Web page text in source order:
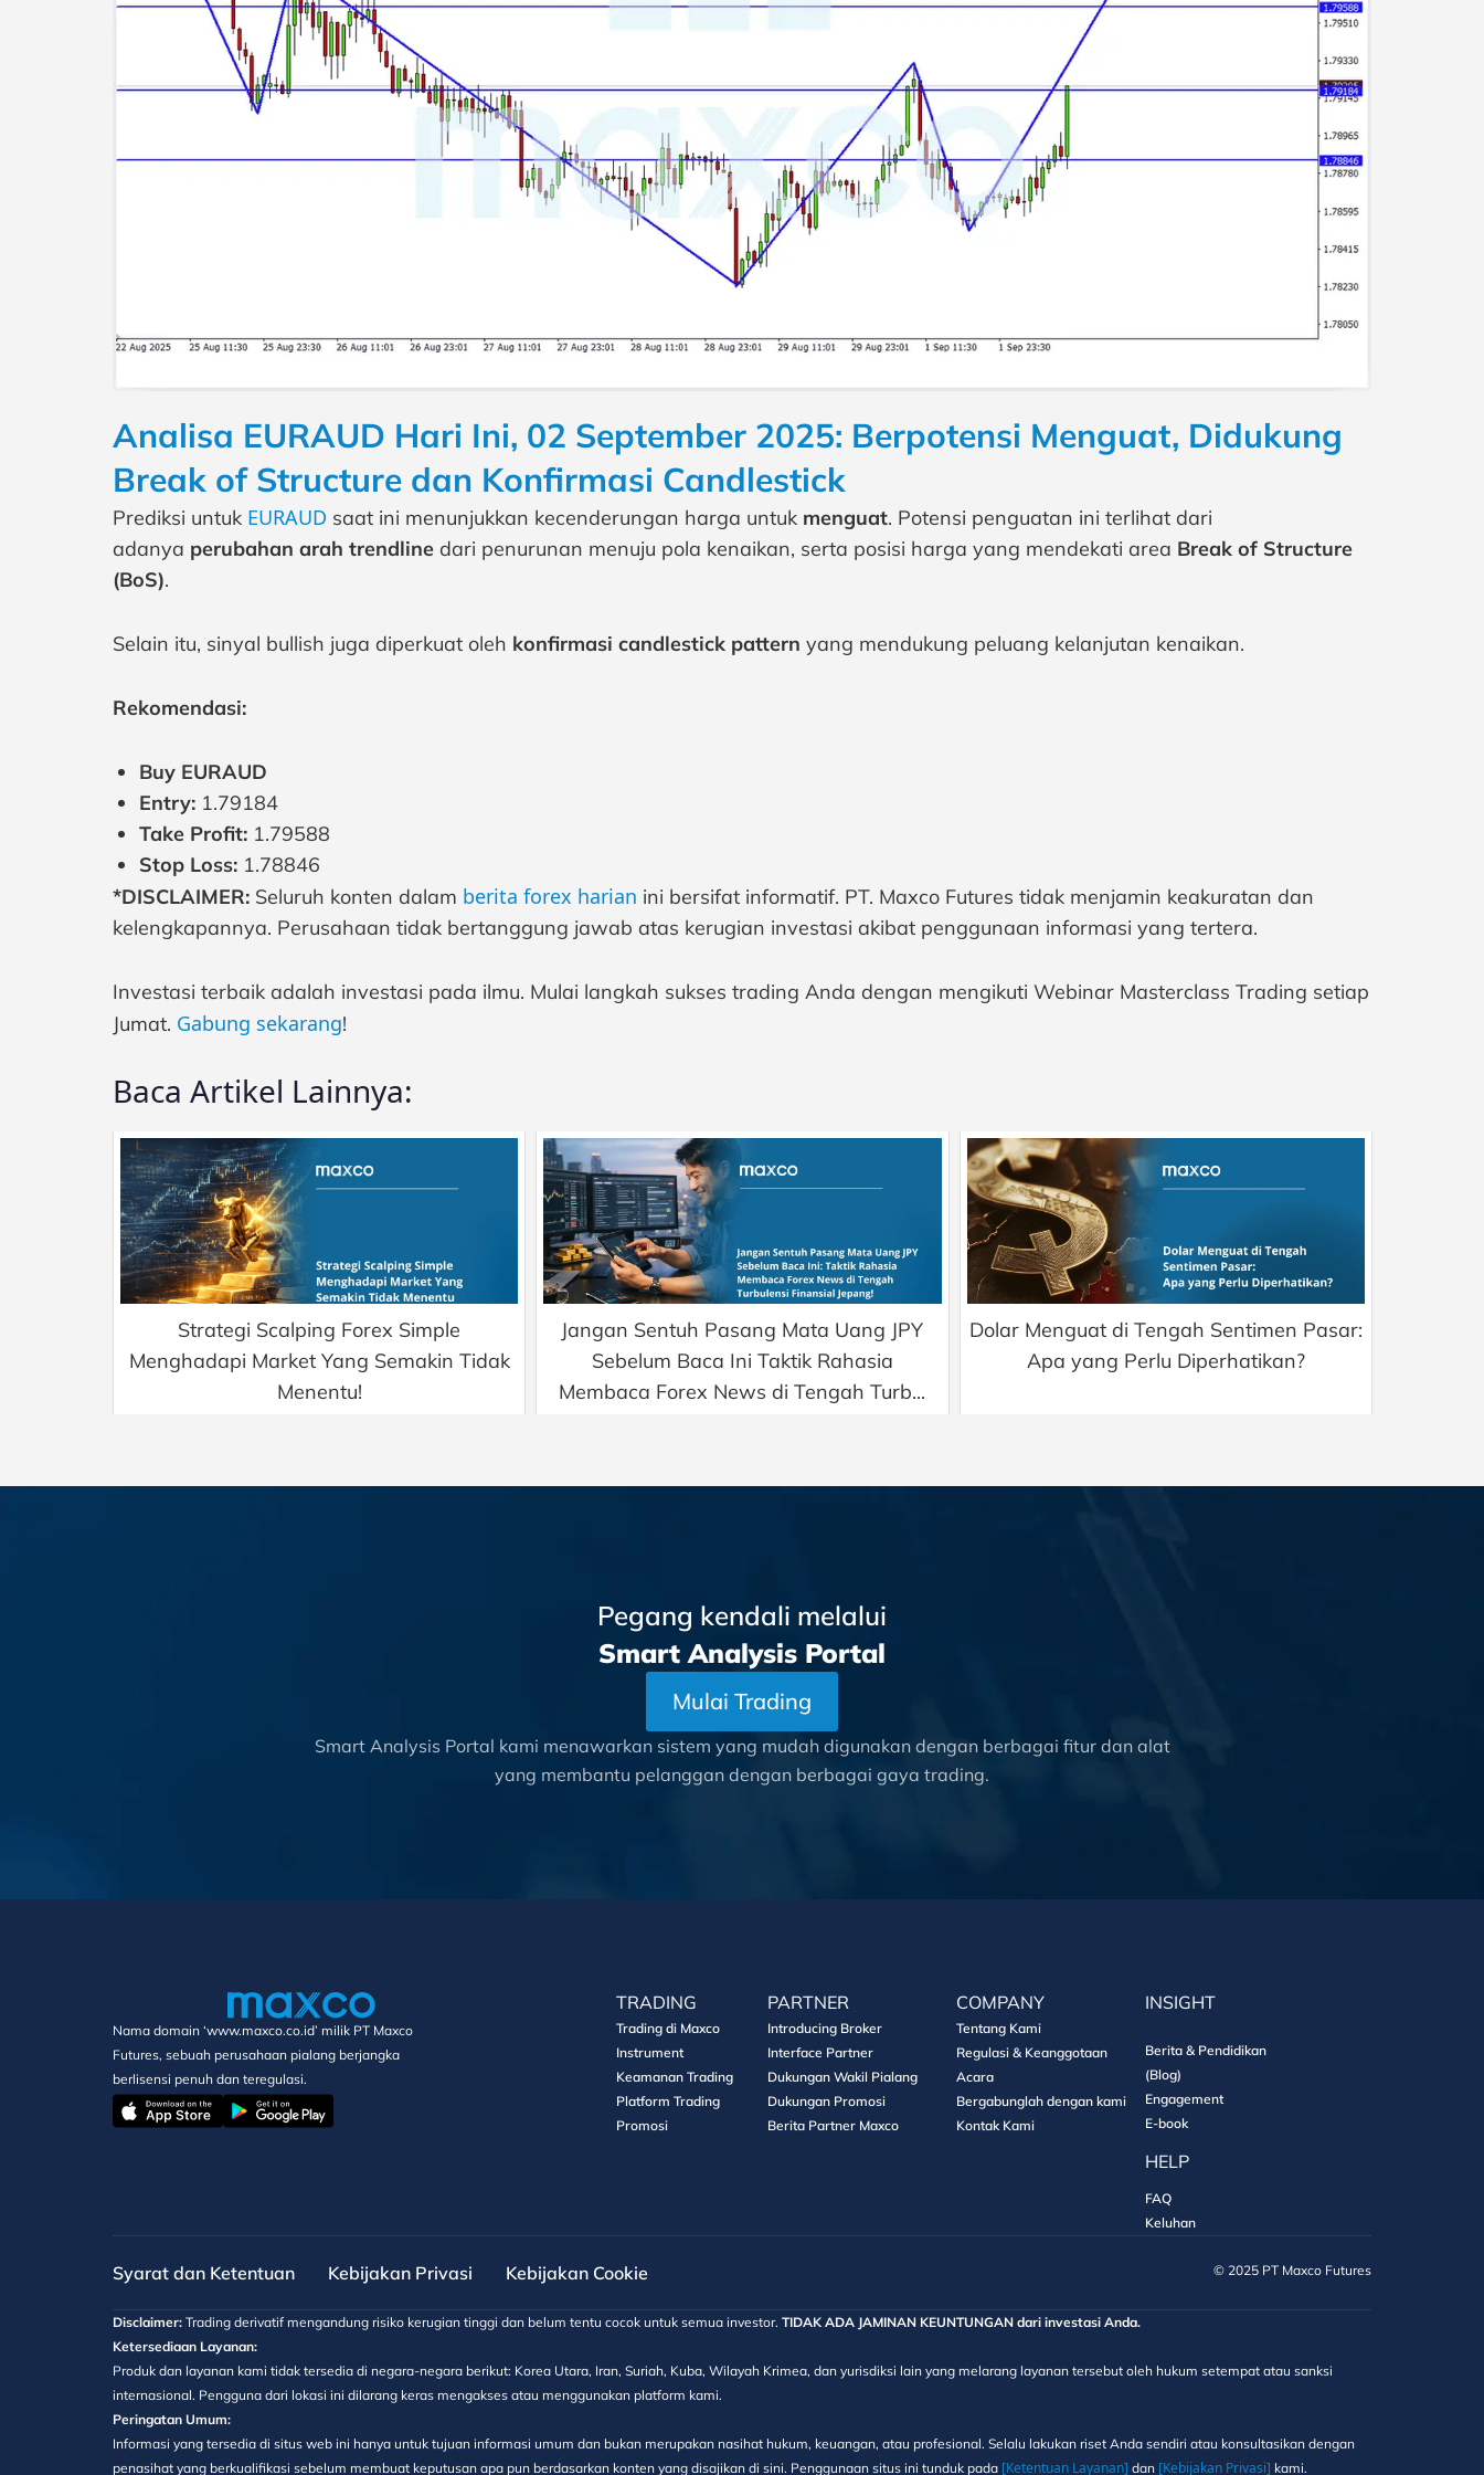
Analisa EURAUD Hari Ini, 02 September 2025: Berpotensi Menguat, Didukung
Break of Structure dan Konfirmasi Candlestick
Prediksi untuk EURAUD saat ini menunjukkan kecenderungan harga untuk menguat. Potensi penguatan ini terlihat dari
adanya perubahan arah trendline dari penurunan menuju pola kenaikan, serta posisi harga yang mendekati area Break of Structure
(BoS).
Selain itu, sinyal bullish juga diperkuat oleh konfirmasi candlestick pattern yang mendukung peluang kelanjutan kenaikan.
Rekomendasi:
Buy EURAUD
Entry: 1.79184
Take Profit: 1.79588
Stop Loss: 1.78846
*DISCLAIMER: Seluruh konten dalam berita forex harian ini bersifat informatif. PT. Maxco Futures tidak menjamin keakuratan dan
kelengkapannya. Perusahaan tidak bertanggung jawab atas kerugian investasi akibat penggunaan informasi yang tertera.
Investasi terbaik adalah investasi pada ilmu. Mulai langkah sukses trading Anda dengan mengikuti Webinar Masterclass Trading setiap
Jumat. Gabung sekarang!
Baca Artikel Lainnya:
Strategi Scalping Forex Simple
Menghadapi Market Yang Semakin Tidak
Menentu!
Jangan Sentuh Pasang Mata Uang JPY
Sebelum Baca Ini Taktik Rahasia
Membaca Forex News di Tengah Turb...
Dolar Menguat di Tengah Sentimen Pasar:
Apa yang Perlu Diperhatikan?
Pegang kendali melalui
Smart Analysis Portal
Mulai Trading
Smart Analysis Portal kami menawarkan sistem yang mudah digunakan dengan berbagai fitur dan alat
yang membantu pelanggan dengan berbagai gaya trading.
Nama domain ‘www.maxco.co.id’ milik PT Maxco
Futures, sebuah perusahaan pialang berjangka
berlisensi penuh dan teregulasi.
TRADING
Trading di Maxco
Instrument
Keamanan Trading
Platform Trading
Promosi
PARTNER
Introducing Broker
Interface Partner
Dukungan Wakil Pialang
Dukungan Promosi
Berita Partner Maxco
COMPANY
Tentang Kami
Regulasi & Keanggotaan
Acara
Bergabunglah dengan kami
Kontak Kami
INSIGHT
Berita & Pendidikan
(Blog)
Engagement
E-book
HELP
FAQ
Keluhan
Syarat dan Ketentuan Kebijakan Privasi Kebijakan Cookie ©️ 2025 PT Maxco Futures
Disclaimer: Trading derivatif mengandung risiko kerugian tinggi dan belum tentu cocok untuk semua investor. TIDAK ADA JAMINAN KEUNTUNGAN dari investasi Anda.
Ketersediaan Layanan:
Produk dan layanan kami tidak tersedia di negara-negara berikut: Korea Utara, Iran, Suriah, Kuba, Wilayah Krimea, dan yurisdiksi lain yang melarang layanan tersebut oleh hukum setempat atau sanksi
internasional. Pengguna dari lokasi ini dilarang keras mengakses atau menggunakan platform kami.
Peringatan Umum:
Informasi yang tersedia di situs web ini hanya untuk tujuan informasi umum dan bukan merupakan nasihat hukum, keuangan, atau profesional. Selalu lakukan riset Anda sendiri atau konsultasikan dengan
penasihat yang berkualifikasi sebelum membuat keputusan apa pun berdasarkan konten yang disajikan di sini. Penggunaan situs ini tunduk pada [Ketentuan Layanan] dan [Kebijakan Privasi] kami.